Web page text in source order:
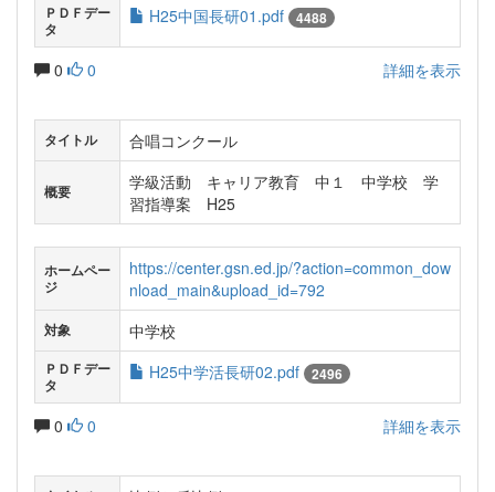
ＰＤＦデー
タ
H25中国長研01.pdf 4488
0 0 詳細を表示
タイトル 合唱コンクール
概要
学級活動 キャリア教育 中１ 中学校 学
習指導案 H25
ホームペー
ジ
https://center.gsn.ed.jp/?action=common_dow
nload_main&upload_id=792
対象 中学校
ＰＤＦデー
タ
H25中学活長研02.pdf 2496
0 0 詳細を表示